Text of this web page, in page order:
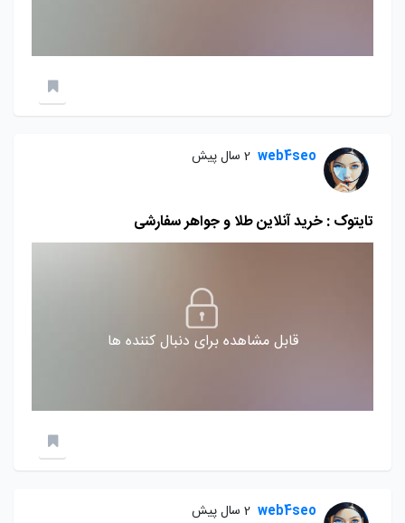
web4seo 2 سال پیش
تایتوک : خرید آنلاین طلا و جواهر سفارشی
قابل مشاهده برای دنبال کننده ها
web4seo 2 سال پیش